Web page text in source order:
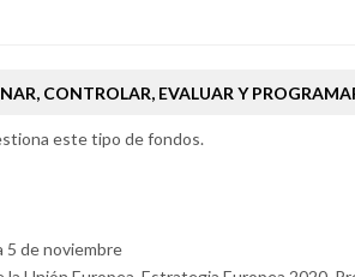
CONTROLAR, EVALUAR Y
este tipo de fondos.
5 de noviembre